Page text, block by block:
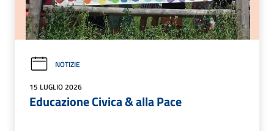
NOTIZIE
15 LUGLIO 2026
Educazione Civica & alla Pace